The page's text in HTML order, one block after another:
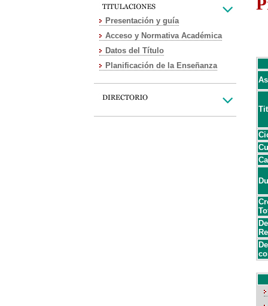
Presentación y guía
Acceso y Normativa Académica
Datos del Título
Planificación de la Enseñanza